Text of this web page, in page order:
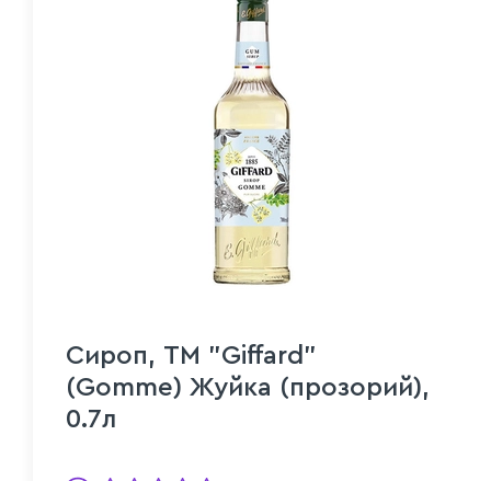
Сироп, ТМ "Giffard"
(Gomme) Жуйка (прозорий),
0.7л